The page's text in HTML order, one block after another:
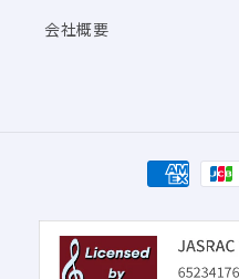
会社概要
決
済
方
法